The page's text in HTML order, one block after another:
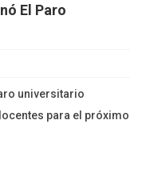
El Paro
universitario
para el próximo